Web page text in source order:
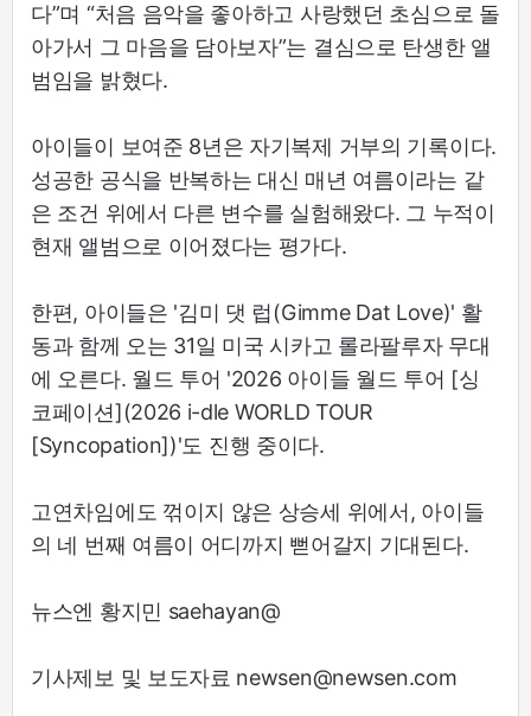
다”며 “처음 음악을 좋아하고 사랑했던 초심으로 돌
아가서 그 마음을 담아보자”는 결심으로 탄생한 앨
범임을 밝혔다.
아이들이 보여준 8년은 자기복제 거부의 기록이다.
성공한 공식을 반복하는 대신 매년 여름이라는 같
은 조건 위에서 다른 변수를 실험해왔다. 그 누적이
현재 앨범으로 이어졌다는 평가다.
한편, 아이들은 '김미 댓 럽(Gimme Dat Love)' 활
동과 함께 오는 31일 미국 시카고 롤라팔루자 무대
에 오른다. 월드 투어 '2026 아이들 월드 투어 [싱
코페이션](2026 i-dle WORLD TOUR
[Syncopation])'도 진행 중이다.
고연차임에도 꺾이지 않은 상승세 위에서, 아이들
의 네 번째 여름이 어디까지 뻗어갈지 기대된다.
뉴스엔 황지민 saehayan@
기사제보 및 보도자료 newsen@newsen.com